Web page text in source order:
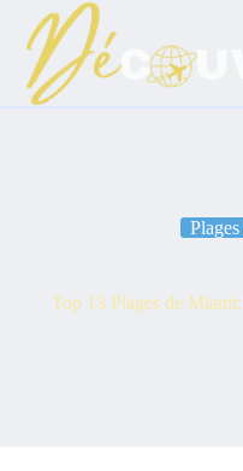
contenu
Top 13 Plages de